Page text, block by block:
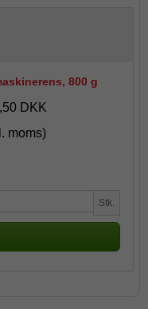
800 g
DKK
moms)
Stk.